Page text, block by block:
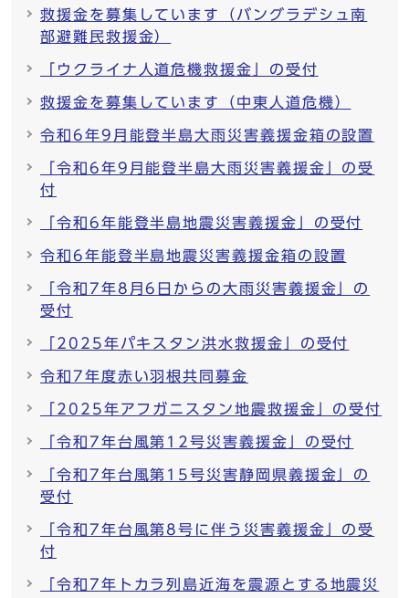
救援金を募集しています（バングラデシュ南
部避難民救援金）
「ウクライナ人道危機救援金」の受付
救援金を募集しています（中東人道危機）
令和6年9月能登半島大雨災害義援金箱の設置
「令和6年9月能登半島大雨災害義援金」の受
付
「令和6年能登半島地震災害義援金」の受付
令和6年能登半島地震災害義援金箱の設置
「令和7年8月6日からの大雨災害義援金」の
受付
「2025年パキスタン洪水救援金」の受付
令和7年度赤い羽根共同募金
「2025年アフガニスタン地震救援金」の受付
「令和7年台風第12号災害義援金」の受付
「令和7年台風第15号災害静岡県義援金」の
受付
「令和7年台風第8号に伴う災害義援金」の受
付
「令和7年トカラ列島近海を震源とする地震災